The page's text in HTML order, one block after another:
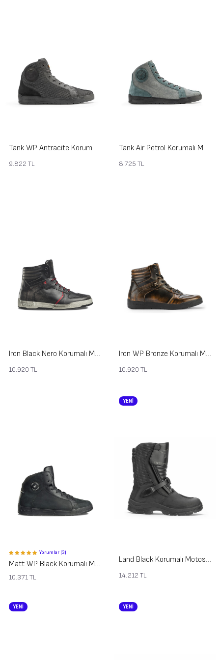
Tank WP Antracite Korumalı Motosiklet Ayakkabısı
9.822 TL
Tank Air Petrol Korumalı Motosiklet Ayakkabısı
8.725 TL
Iron Black Nero Korumalı Motosiklet Ayakkabısı
10.920 TL
Iron WP Bronze Korumalı Motosiklet Ayakkabısı
10.920 TL
Yorumlar (3)
Matt WP Black Korumalı Motosiklet Ayakkabısı
10.371TL
YENİ
Land Black Korumalı Motosiklet Ayakkabısı
14.212 TL
YENİ YENİ